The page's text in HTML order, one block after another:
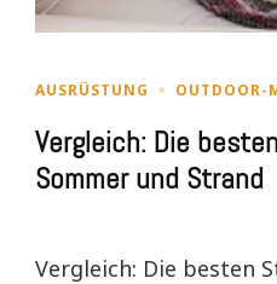
AUSRÜSTUNG OUTDOOR-
Vergleich: Die
Sommer und Strand
Vergleich: Die besten